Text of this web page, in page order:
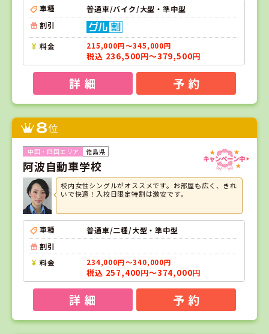
車種
普通車/バイク/大型・準中型
割引
料金 215,000円～345,000円
税込 236,500円～379,500円
詳 細 予 約
8位
徳島県
阿波自動車学校
校内女性シングルがオススメです。お部屋も広く、きれ
いで快適！入校日限定特割は激安です。
車種
普通車/二種/大型・準中型
割引
料金
234,000円～340,000円
税込 257,400円～374,000円
詳 細 予 約